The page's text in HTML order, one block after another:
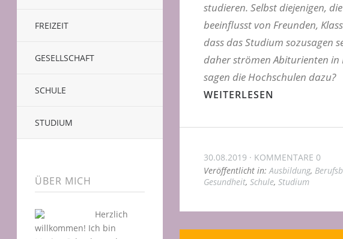
FREIZEIT
GESELLSCHAFT
SCHULE
STUDIUM
ÜBER MICH
Herzlich
willkommen! Ich bin
studieren. Selbst diejenigen,
beeinflusst von Freunden,
dass das Studium sozusagen
daher strömen Abiturienten in
sagen die Hochschulen dazu?
WEITERLESEN
30.08.2019
KOMMENTARE 0
Veröffentlicht in:Ausbildung,
Gesundheit, Schule, Studium